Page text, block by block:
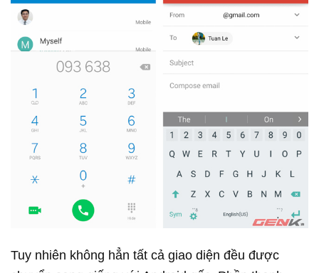
Tuy nhiên không hẳn tất cả giao diện đều được